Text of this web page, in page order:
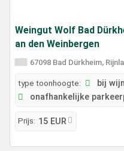
Weingut Wolf Bad
an den Weinbergen
67098 Bad Dürkheim,
type toonhoogte:
bij
onafhankelijke
Prijs: 15 EUR